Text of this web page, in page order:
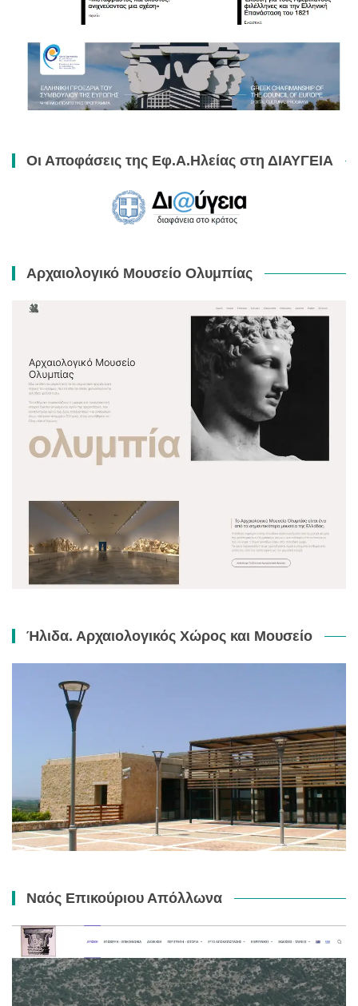
Οι Αποφάσεις της Εφ.Α.Ηλείας στη ΔΙΑΥΓΕΙΑ
Αρχαιολογικό Μουσείο Ολυμπίας
Ήλιδα. Αρχαιολογικός Χώρος και Μουσείο
Ναός Επικούριου Απόλλωνα